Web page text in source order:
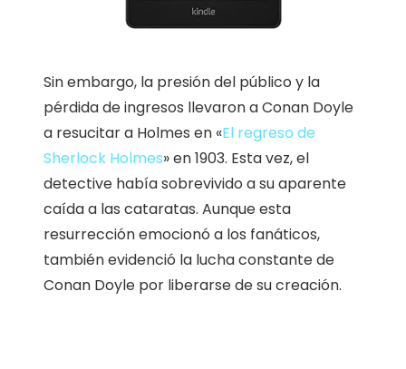
Sin embargo, la presión del público y la
pérdida de ingresos llevaron a Conan Doyle
a resucitar a Holmes en «El regreso de
Sherlock Holmes» en 1903. Esta vez, el
detective había sobrevivido a su aparente
caída a las cataratas. Aunque esta
resurrección emocionó a los fanáticos,
también evidenció la lucha constante de
Conan Doyle por liberarse de su creación.